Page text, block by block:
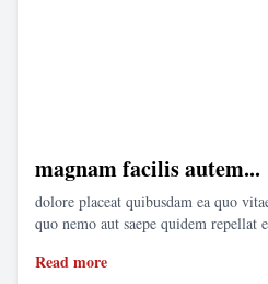
magnam facilis autem...
dolore placeat quibusdam ea quo
quo nemo aut saepe quidem repellat
Read more